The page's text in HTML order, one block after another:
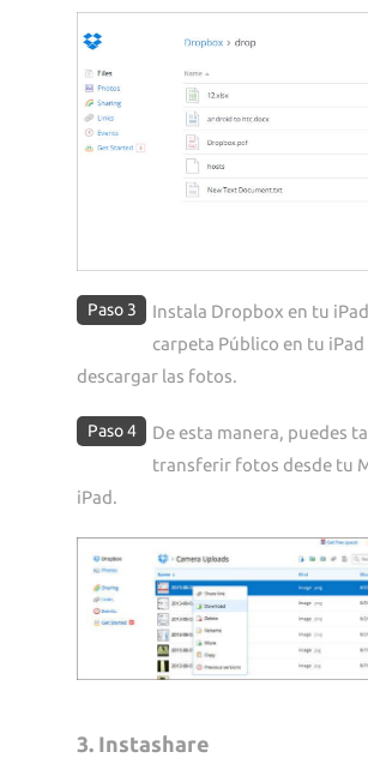
Paso 3
Instala Dropbox en tu
carpeta Público en tu iPad
descargar las fotos.
Paso 4
De esta manera, puedes
transferir fotos desde tu
iPad.
3. Instashare